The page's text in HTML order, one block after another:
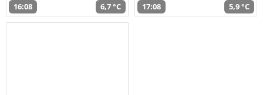
16:08 6,7 °C 17:08 5,9 °C